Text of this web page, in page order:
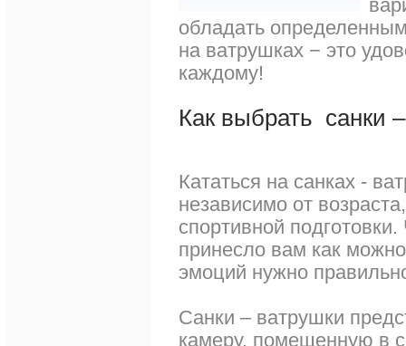
обладать
на ватрушках − это
каждому!
Как выбрать санки
Кататься на санках -
независимо от
спортивной
принесло вам как
эмоций нужно
Санки – ватрушки
камеру, помещенную в